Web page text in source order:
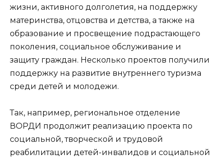
жизни, активного долголетия, на поддержку
материнства, отцовства и детства, а также на
образование и просвещение подрастающего
поколения, социальное обслуживание и
защиту граждан. Несколько проектов получили
поддержку на развитие внутреннего туризма
среди детей и молодежи.
Так, например, региональное отделение
ВОРДИ продолжит реализацию проекта по
социальной, творческой и трудовой
реабилитации детей-инвалидов и социальной